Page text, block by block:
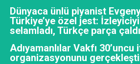
Dünyaca ünlü piyanist
Türkiye’ye özel jest:
selamladı, Türkçe parça çaldı
Adıyamanlılar Vakfı 30’uncu
organizasyonunu